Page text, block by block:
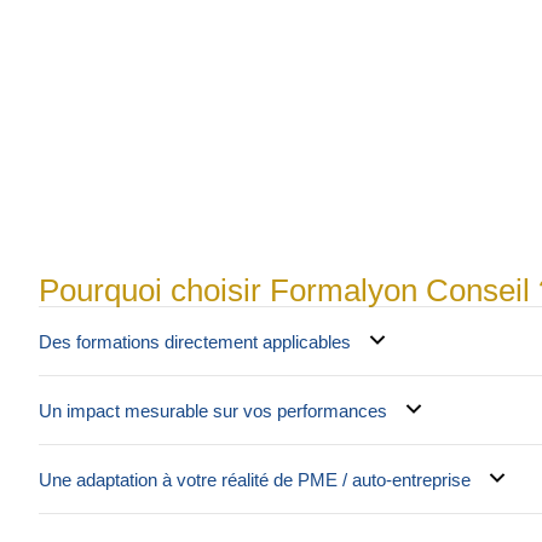
Pourquoi choisir Formalyon Conseil
Des formations directement applicables
Un impact mesurable sur vos performances
Une adaptation à votre réalité de PME / auto-entreprise